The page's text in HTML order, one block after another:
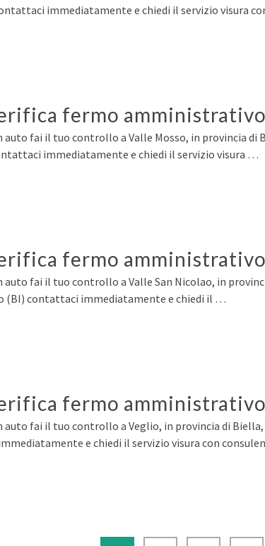
immediatamente e chiedi il servizio visura
fermo amministrativo
auto fai il tuo controllo a Valle Mosso, in provincia
immediatamente e chiedi il servizio visura …
fermo amministrativo
auto fai il tuo controllo a Valle San Nicolao, in
(BI) contattaci immediatamente e chiedi il …
fermo
auto fai il tuo controllo a Veglio, in provincia di
e chiedi il servizio visura con